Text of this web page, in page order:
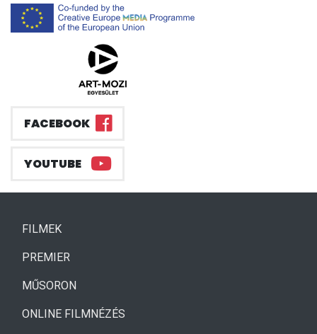
FACEBOOK
YOUTUBE
FILMEK(CURRENT)
PREMIER
MŰSORON
ONLINE FILMNÉZÉS